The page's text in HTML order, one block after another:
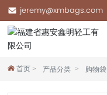
jeremy@xmbags.com
网站首页
首页 产品分类 购物袋